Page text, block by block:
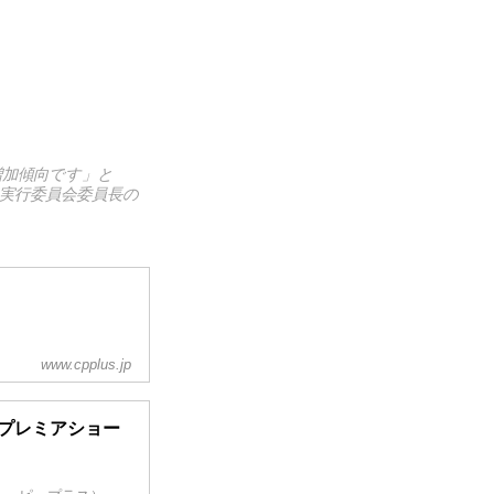
傾向です」と
行委員会委員長の
www.cpplus.jp
レミアショー